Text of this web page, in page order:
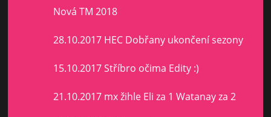
Nová TM 2018
28.10.2017 HEC Dobřany ukončení sezony
15.10.2017 Stříbro očima Edity :)
21.10.2017 mx žihle Eli za 1 Watanay za 2